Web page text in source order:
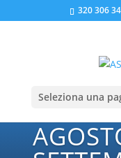
320 306
Seleziona una
BUTTY